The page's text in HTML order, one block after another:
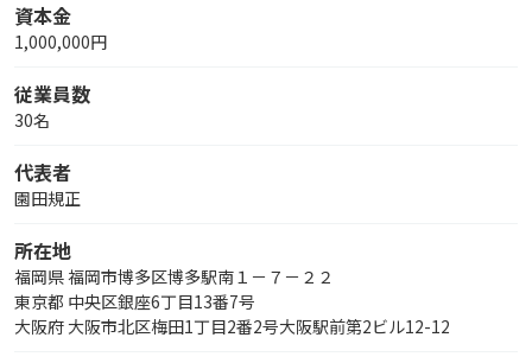
資本金
1,000,000円
従業員数
30名
代表者
園田規正
所在地
福岡県 福岡市博多区博多駅南１－７－２２
東京都 中央区銀座6丁目13番7号
大阪府 大阪市北区梅田1丁目2番2号大阪駅前第2ビル12-12